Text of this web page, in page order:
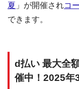
夏 」が開催されコ
できます。
d払い 最大全
催中！2025年